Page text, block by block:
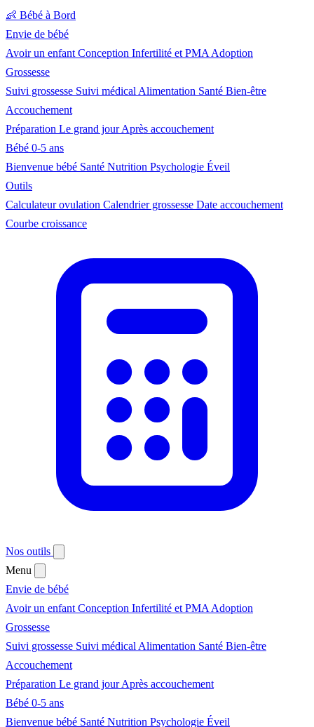
👶 Bébé à Bord
Envie de bébé
Avoir un enfant Conception Infertilité et PMA Adoption
Grossesse
Suivi grossesse Suivi médical Alimentation Santé Bien-être
Accouchement
Préparation Le grand jourAprès accouchement
Bébé 0-5 ans
Bienvenue bébé Santé Nutrition Psychologie Éveil
Outils
Calculateur ovulation Calendrier grossesse Date accouchement
Courbe croissance
Nos outils
Menu
Envie de bébé
Avoir un enfant Conception Infertilité et PMA Adoption
Grossesse
Suivi grossesse Suivi médical Alimentation Santé Bien-être
Accouchement
Préparation Le grand jourAprès accouchement
Bébé 0-5 ans
Bienvenue bébé Santé Nutrition Psychologie Éveil